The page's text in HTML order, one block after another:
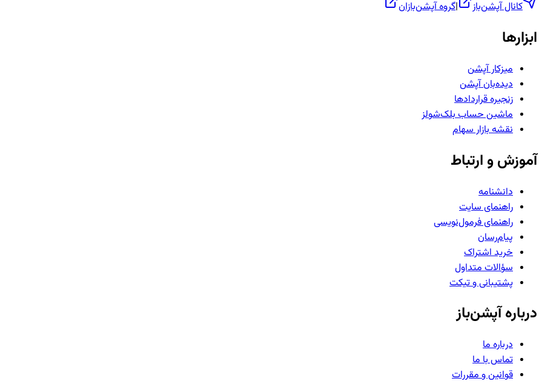
کانال آپشن‌باز
|گروه آپشن‌بازان
ابزارها
میزکار آپشن
دیده‌بان آپشن
زنجیره قراردادها
ماشین حساب بلک‌شولز
نقشه بازار سهام
آموزش و ارتباط
دانشنامه
راهنمای سایت
راهنمای فرمول‌نویسی
پیام‌رسان
خرید اشتراک
سؤالات متداول
پشتیبانی و تیکت
درباره آپشن‌باز
درباره ما
تماس با ما
قوانین و مقررات